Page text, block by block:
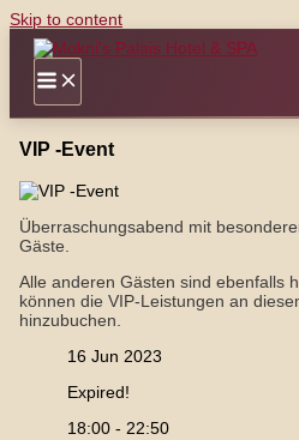
Skip to content
VIP -Event
Überraschungsabend mit
Gäste.
Alle anderen Gästen sind ebenfalls
können die VIP-Leistungen an
hinzubuchen.
16 Jun 2023
Expired!
18:00 - 22:50